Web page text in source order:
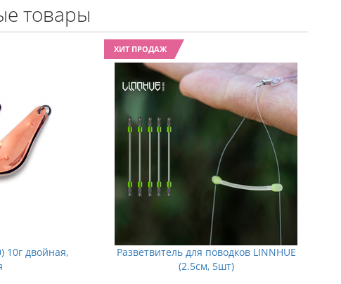
товары
10г двойная,
ХИТ ПРОДАЖ
Разветвитель для поводков LINNHUE
(2.5см, 5шт)